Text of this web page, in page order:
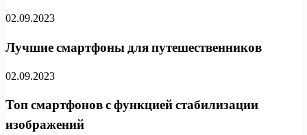
02.09.2023
Лучшие смартфоны для путешественников
02.09.2023
Топ смартфонов с функцией стабилизации
изображений